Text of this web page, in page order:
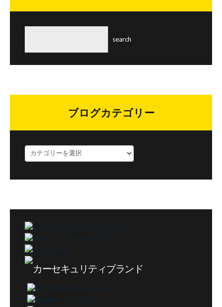
ブログカテゴリー
ロ
ー